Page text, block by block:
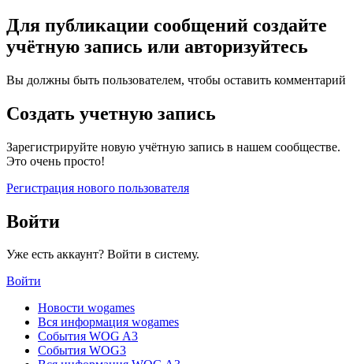
Для публикации сообщений создайте
учётную запись или авторизуйтесь
Вы должны быть пользователем, чтобы оставить комментарий
Создать учетную запись
Зарегистрируйте новую учётную запись в нашем сообществе.
Это очень просто!
Регистрация нового пользователя
Войти
Уже есть аккаунт? Войти в систему.
Войти
Новости wogames
Вся информация wogames
События WOG A3
События WOG3